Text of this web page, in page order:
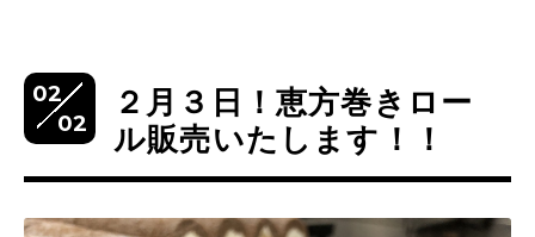
02
02
２月３日！恵方巻きロー
ル販売いたします！！